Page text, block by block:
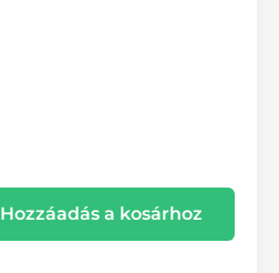
Hozzáadás a kosárhoz